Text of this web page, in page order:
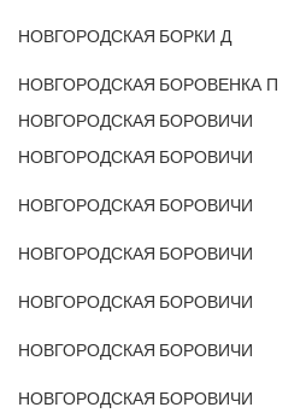
НОВГОРОДСКАЯ БОРКИ Д
НОВГОРОДСКАЯ БОРОВЕНКА П
НОВГОРОДСКАЯ БОРОВИЧИ
НОВГОРОДСКАЯ БОРОВИЧИ
НОВГОРОДСКАЯ БОРОВИЧИ
НОВГОРОДСКАЯ БОРОВИЧИ
НОВГОРОДСКАЯ БОРОВИЧИ
НОВГОРОДСКАЯ БОРОВИЧИ
НОВГОРОДСКАЯ БОРОВИЧИ